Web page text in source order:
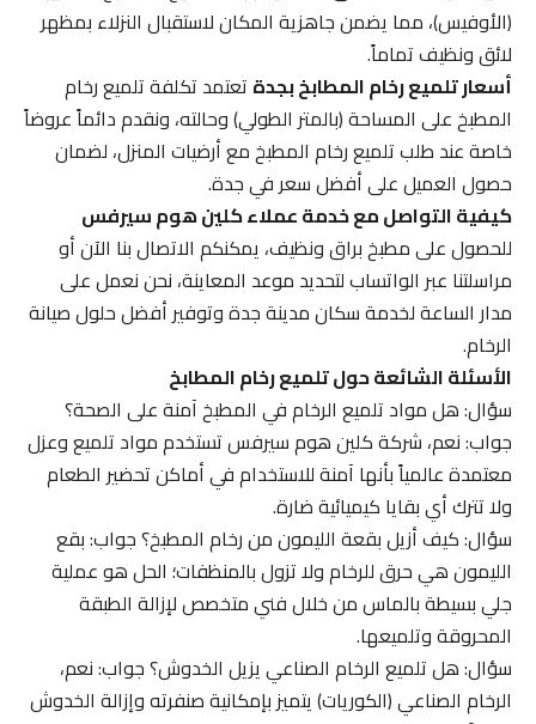
(الأوفيس)، مما يضمن جاهزية المكان لاستقبال النزلاء بمظهر
لائق ونظيف تماماً.
أسعار تلميع رخام المطابخ بجدةتعتمد تكلفة تلميع رخام
المطبخ على المساحة (بالمتر الطولي) وحالته، ونقدم دائماً عروضاً
خاصة عند طلب تلميع رخام المطبخ مع أرضيات المنزل، لضمان
حصول العميل على أفضل سعر في جدة.
كيفية التواصل مع خدمة عملاء كلين هوم سيرفس
للحصول على مطبخ براق ونظيف، يمكنكم الاتصال بنا الآن أو
مراسلتنا عبر الواتساب لتحديد موعد المعاينة، نحن نعمل على
مدار الساعة لخدمة سكان مدينة جدة وتوفير أفضل حلول صيانة
الرخام.
الأسئلة الشائعة حول تلميع رخام المطابخ
سؤال: هل مواد تلميع الرخام في المطبخ آمنة على الصحة؟
جواب: نعم، شركة كلين هوم سيرفس تستخدم مواد تلميع وعزل
معتمدة عالمياً بأنها آمنة للاستخدام في أماكن تحضير الطعام
ولا تترك أي بقايا كيميائية ضارة.
سؤال: كيف أزيل بقعة الليمون من رخام المطبخ؟ جواب: بقع
الليمون هي حرق للرخام ولا تزول بالمنظفات؛ الحل هو عملية
جلي بسيطة بالماس من خلال فني متخصص لإزالة الطبقة
المحروقة وتلميعها.
سؤال: هل تلميع الرخام الصناعي يزيل الخدوش؟ جواب: نعم،
الرخام الصناعي (الكوريات) يتميز بإمكانية صنفرته وإزالة الخدوش